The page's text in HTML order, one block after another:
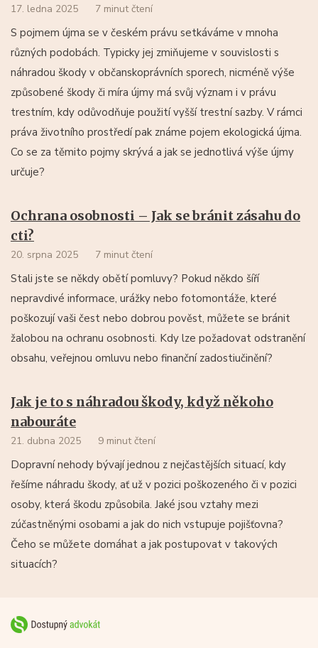
17. ledna 2025 7 minut čtení
S pojmem újma se v českém právu setkáváme v mnoha
různých podobách. Typicky jej zmiňujeme v souvislosti s
náhradou škody v občanskoprávních sporech, nicméně výše
způsobené škody či míra újmy má svůj význam i v právu
trestním, kdy odůvodňuje použití vyšší trestní sazby. V rámci
práva životního prostředí pak známe pojem ekologická újma.
Co se za těmito pojmy skrývá a jak se jednotlivá výše újmy
určuje?
Ochrana osobnosti – Jak se bránit zásahu do
cti?
20. srpna 2025 7 minut čtení
Stali jste se někdy obětí pomluvy? Pokud někdo šíří
nepravdivé informace, urážky nebo fotomontáže, které
poškozují vaši čest nebo dobrou pověst, můžete se bránit
žalobou na ochranu osobnosti. Kdy lze požadovat odstranění
obsahu, veřejnou omluvu nebo finanční zadostiučinění?
Jak je to s náhradou škody, když někoho
nabouráte
21. dubna 2025 9 minut čtení
Dopravní nehody bývají jednou z nejčastějších situací, kdy
řešíme náhradu škody, ať už v pozici poškozeného či v pozici
osoby, která škodu způsobila. Jaké jsou vztahy mezi
zúčastněnými osobami a jak do nich vstupuje pojišťovna?
Čeho se můžete domáhat a jak postupovat v takových
situacích?